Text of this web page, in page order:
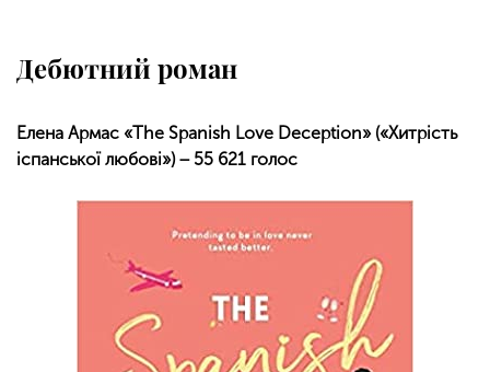
Дебютний роман
Елена Армас «The Spanish Love Deception» («Хитрість
іспанської любові») − 55 621 голос